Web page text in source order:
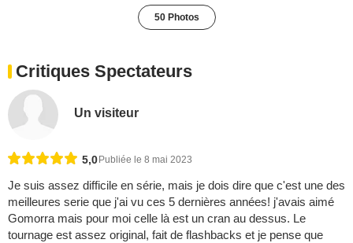
50 Photos
Critiques Spectateurs
Un visiteur
5,0 Publiée le 8 mai 2023
Je suis assez difficile en série, mais je dois dire que c'est une des
meilleures serie que j'ai vu ces 5 dernières années! j'avais aimé
Gomorra mais pour moi celle là est un cran au dessus. Le
tournage est assez original, fait de flashbacks et je pense que